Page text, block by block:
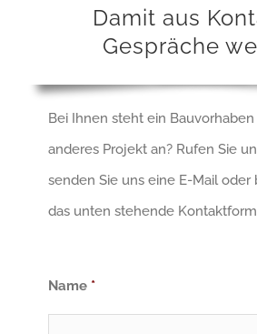
Damit aus
Gespräche
Bei Ihnen steht ein
anderes Projekt an? Rufen Sie
senden Sie uns eine E-Mail oder
das unten stehende
Name *